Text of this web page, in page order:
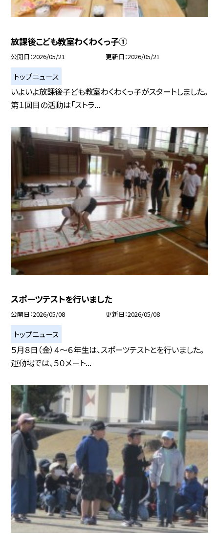
放課後こども教室わくわくっ子①
公開日 2026/05/21 更新日 2026/05/21
トップニュース
いよいよ放課後子ども教室わくわくっ子がスタートしました。
第１回目の活動は「ストラ...
スポーツテストを行いました
公開日 2026/05/08 更新日 2026/05/08
トップニュース
５月８日（金）４～６年生は、スポーツテストとを行いました。
運動場では、５０メート...